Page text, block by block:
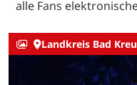
alle Fans
Landkreis Bad